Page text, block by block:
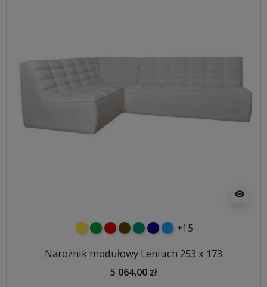
visibility
żółtyzielonyczerwony
czekoladowy
turkusowy
granatowy
niebieski
+15
Narożnik modułowy Leniuch 253 x 173
5 064,00 zł